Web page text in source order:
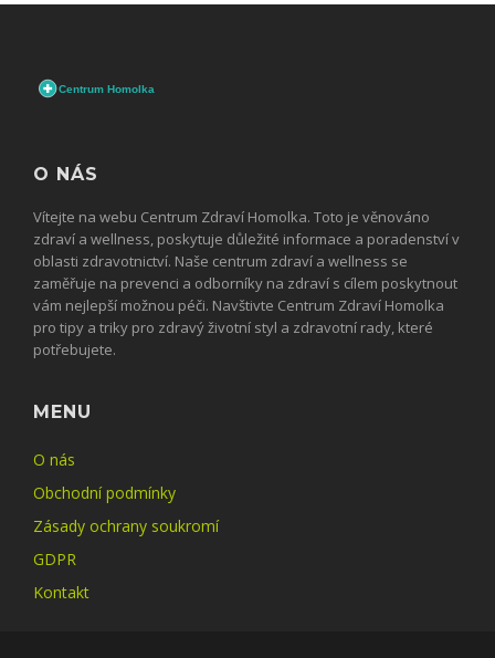
O NÁS
Vítejte na webu Centrum Zdraví Homolka. Toto je věnováno
zdraví a wellness, poskytuje důležité informace a poradenství v
oblasti zdravotnictví. Naše centrum zdraví a wellness se
zaměřuje na prevenci a odborníky na zdraví s cílem poskytnout
vám nejlepší možnou péči. Navštivte Centrum Zdraví Homolka
pro tipy a triky pro zdravý životní styl a zdravotní rady, které
potřebujete.
MENU
O nás
Obchodní podmínky
Zásady ochrany soukromí
GDPR
Kontakt